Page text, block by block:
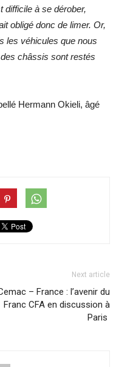
à se dérober,
obligé donc de limer. Or,
les véhicules que nous
châssis sont restés
Hermann Okieli, âgé
Next article
– France : l’avenir du
Franc CFA en discussion à
Paris